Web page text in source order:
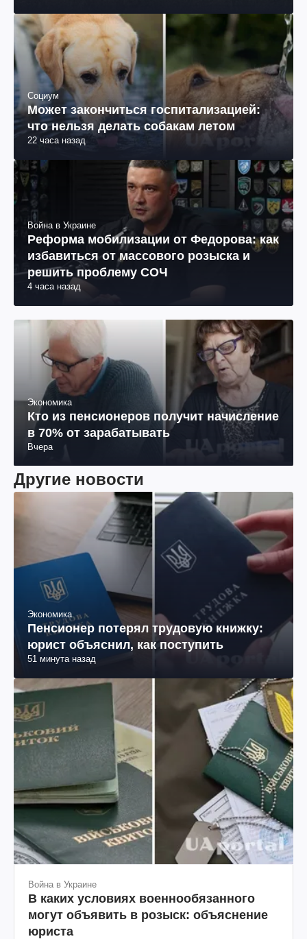
Социум
Может закончиться госпитализацией:
что нельзя делать собакам летом
22 часа назад
Война в Украине
Реформа мобилизации от Федорова: как
избавиться от массового розыска и
решить проблему СОЧ
4 часа назад
Экономика
Кто из пенсионеров получит начисление
в 70% от зарабатывать
Вчера
Другие новости
Экономика
Пенсионер потерял трудовую книжку:
юрист объяснил, как поступить
51 минута назад
Война в Украине
В каких условиях военнообязанного
могут объявить в розыск: объяснение
юриста